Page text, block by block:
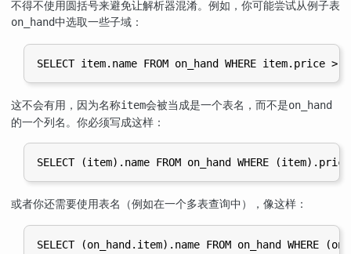
不得不使用圆括号来避免让解析器混淆。例如，你可能尝试从例子表
on_hand中选取一些子域：
SELECT item.name FROM on_hand WHERE item.price >
这不会有用，因为名称item会被当成是一个表名，而不是on_hand
的一个列名。你必须写成这样：
SELECT (item).name FROM on_hand WHERE
或者你还需要使用表名（例如在一个多表查询中），像这样：
SELECT (on_hand.item).name FROM on_hand WHERE